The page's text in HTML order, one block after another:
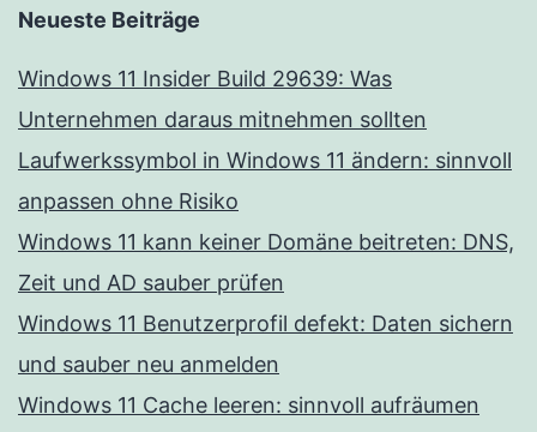
Neueste Beiträge
Windows 11 Insider Build 29639: Was
Unternehmen daraus mitnehmen sollten
Laufwerkssymbol in Windows 11 ändern: sinnvoll
anpassen ohne Risiko
Windows 11 kann keiner Domäne beitreten: DNS,
Zeit und AD sauber prüfen
Windows 11 Benutzerprofil defekt: Daten sichern
und sauber neu anmelden
Windows 11 Cache leeren: sinnvoll aufräumen